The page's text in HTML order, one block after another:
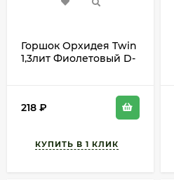
Горшок Орхидея Twin
1,3лит Фиолетовый D-
218 ₽